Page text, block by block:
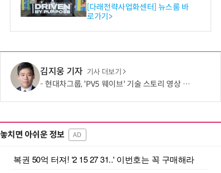
와의 비즈니스 미팅 지원…K
-바이오 해외 진출 교두보 확
보
[다래전략사업화센터] 뉴스룸 바
로가기>
김지웅 기자 기사 더보기
현대차그룹, 'PV5 웨이브' 기술 스토리 영상 조회수 1000만뷰 돌파
놓치면 아쉬운 정보 AD